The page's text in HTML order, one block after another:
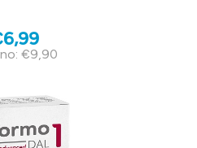
€9,90